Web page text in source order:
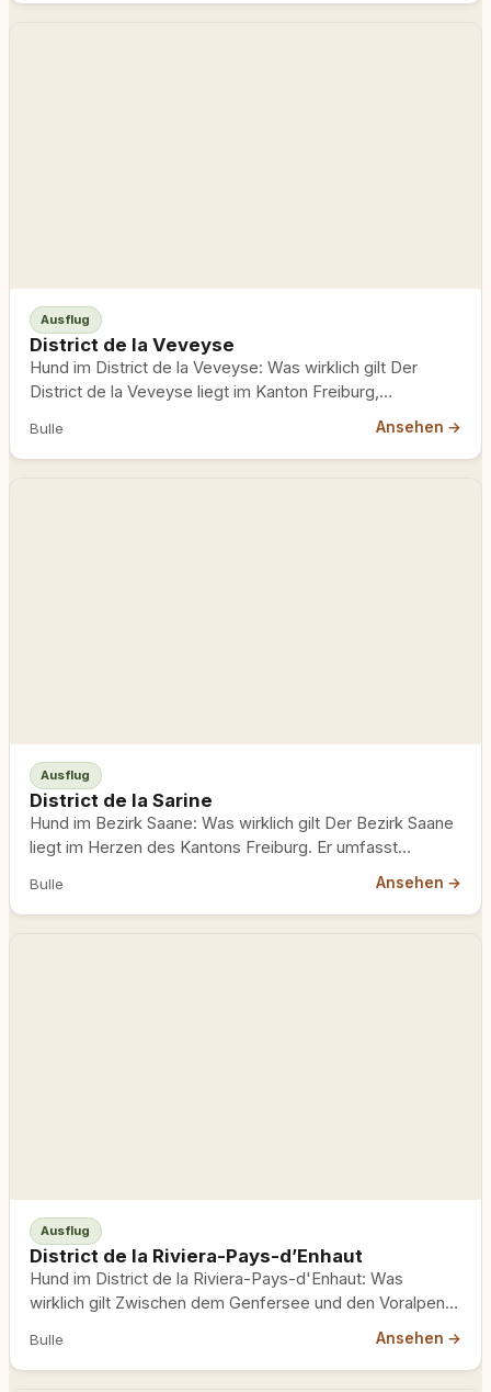
Ausflug
District de la Veveyse
Hund im District de la Veveyse: Was wirklich gilt Der
District de la Veveyse liegt im Kanton Freiburg,…
Bulle Ansehen →
Ausflug
District de la Sarine
Hund im Bezirk Saane: Was wirklich gilt Der Bezirk Saane
liegt im Herzen des Kantons Freiburg. Er umfasst…
Bulle Ansehen →
Ausflug
District de la Riviera-Pays-d’Enhaut
Hund im District de la Riviera-Pays-d'Enhaut: Was
wirklich gilt Zwischen dem Genfersee und den Voralpen
Bulle Ansehen →